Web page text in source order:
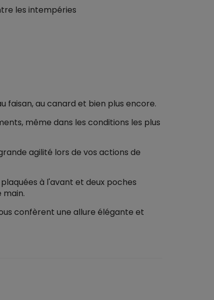
les intempéries
faisan, au canard et bien plus encore.
même dans les conditions les plus
agilité lors de vos actions de
à l'avant et deux poches
confèrent une allure élégante et